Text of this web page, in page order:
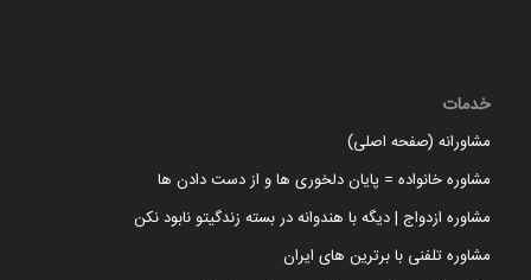
خدمات
مشاورانه (صفحه اصلی)
مشاوره خانواده = پایان دلخوری ها و از دست دادن ها
مشاوره ازدواج | دیگه با هندوانه در بسته زندگیتو نابود نکن
مشاوره تلفنی با برترین های ایران